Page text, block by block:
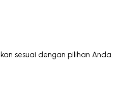
sesuai dengan pilihan Anda.